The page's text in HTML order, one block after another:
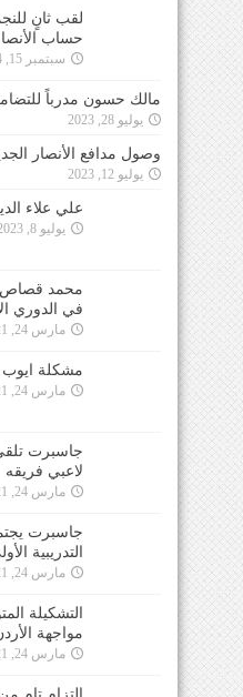
لقب ثانٍ
حساب
سبتمبر 15, 2024
مالك حسون مدرباً
يوليو 28, 2023
وصول مدافع الأنصار
يوليو 12, 2023
علي علاء
يوليو 8, 2023
محمد قصاص
في الدوري
مارس 24, 2021
مشكلة
مارس 24, 2021
جاسبرت
لاعبي فريقه
مارس 24, 2021
جاسبرت
التدريبية
مارس 24, 2021
التشكيلة
مواجهة
مارس 24, 2021